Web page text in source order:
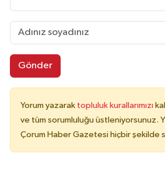
Gönder
Yorum yazarak topluluk kurallarımızı
ve tüm sorumluluğu üstleniyorsunuz.
Çorum Haber Gazetesi hiçbir şekilde